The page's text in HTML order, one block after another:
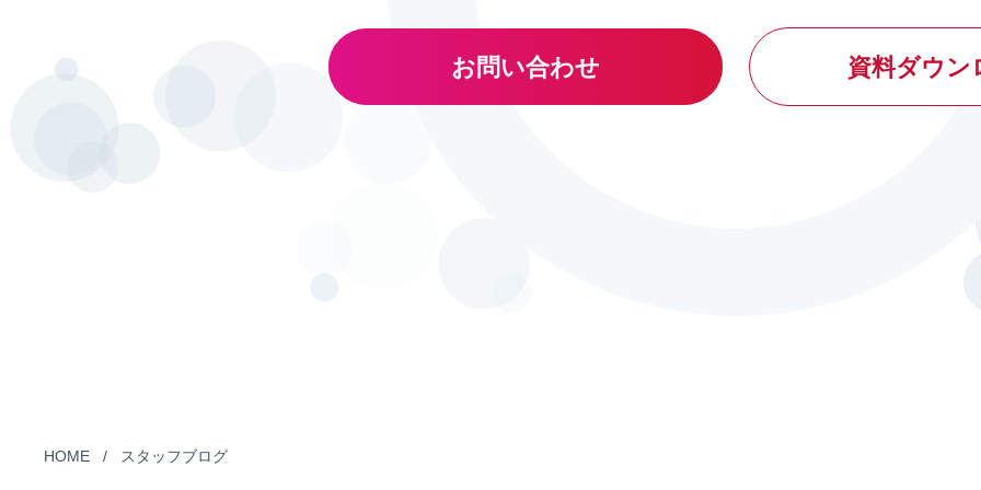
お問い合わせ 資料ダウン
HOME スタッフブログ